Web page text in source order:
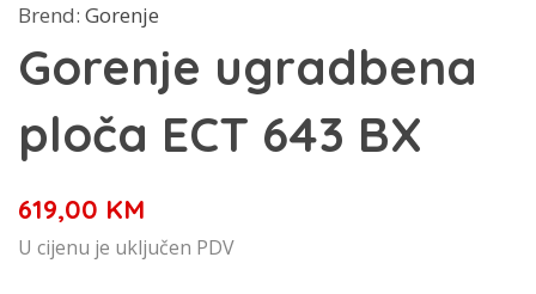
Brend: Gorenje
Gorenje ugradbena
ploča ECT 643 BX
619,00 KM
U cijenu je uključen PDV